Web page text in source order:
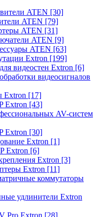
ATEN [30]
ATEN [79]
ATEN [31]
ATEN [9]
ATEN [63]
Extron [199]
видеостен Extron [6]
видеосигналов
Extron [17]
Extron [43]
AV-систем
Extron [30]
Extron [1]
Extron [6]
Extron [3]
Extron [11]
коммутаторы
удлинители Extron
Pro Extron [28]